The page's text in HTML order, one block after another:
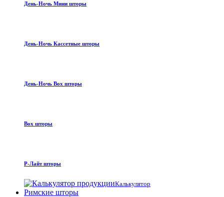
День-Ночь Мини шторы
День-Ночь Кассетные шторы
День-Ночь Box шторы
Box шторы
Р-Лайт шторы
Калькулятор
Римские шторы